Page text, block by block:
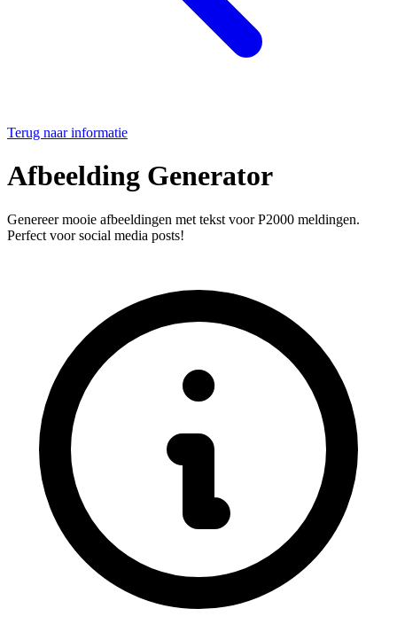
Terug naar informatie
Afbeelding Generator
Genereer mooie afbeeldingen met tekst voor P2000 meldingen.
Perfect voor social media posts!